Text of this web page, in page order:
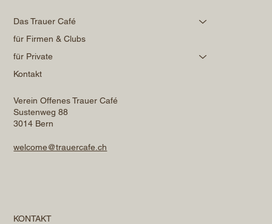
Das Trauer Café
für Firmen & Clubs
für Private
Kontakt
Verein Offenes Trauer Café
Sustenweg 88
3014 Bern
welcome@trauercafe.ch
KONTAKT